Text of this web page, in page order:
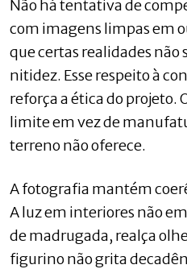
Não há tentativa de
com imagens limpas em
que certas realidades não
nitidez. Esse respeito à
reforça a ética do
limite em vez de
terreno não oferece.
A fotografia mantém
A luz em interiores não
de madrugada, realça
figurino não grita